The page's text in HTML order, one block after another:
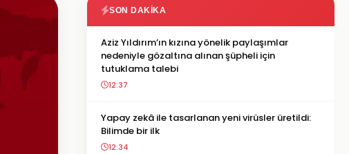
SON DAKIKA
Aziz Yıldırım’ın kızına yönelik paylaşımlar
nedeniyle gözaltına alınan şüpheli için
tutuklama talebi
12:37
Yapay zekâ ile tasarlanan yeni virüsler üretildi:
Bilimde bir ilk
12:34